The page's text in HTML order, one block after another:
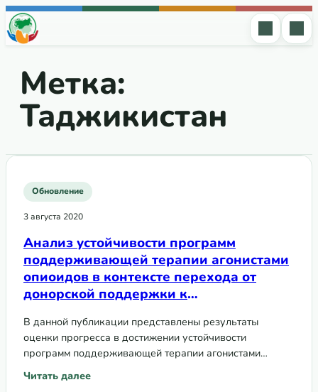
Перейти к содержимому
Метка:
Таджикистан
Обновление
3 августа 2020
Анализ устойчивости программ
поддерживающей терапии агонистами
опиоидов в контексте перехода от
донорской поддержки к
Таджикистане
В данной публикации представлены результаты
оценки прогресса в достижении устойчивости
программ поддерживающей терапии агонистами
опиоидов (ПТАО) в Республике Таджикистан в
контексте перехода от донорской поддержки к
Читать далее
: Анализ устойчивости программ поддерживающей